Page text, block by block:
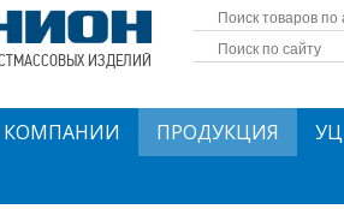
ИЗДЕЛИЙ
КОМПАНИИ ПРОДУКЦИЯ